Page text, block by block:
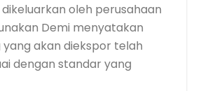
oleh perusahaan
Demi menyatakan
akan diekspor telah
dengan standar yang